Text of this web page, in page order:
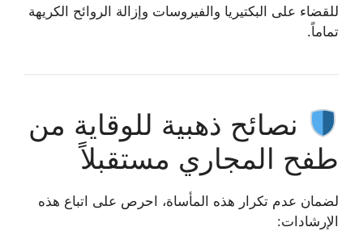
للقضاء على البكتيريا والفيروسات وإزالة الروائح الكريهة
تماماً.
نصائح ذهبية للوقاية من
طفح المجاري مستقبلاً
لضمان عدم تكرار هذه المأساة، احرص على اتباع هذه
الإرشادات: